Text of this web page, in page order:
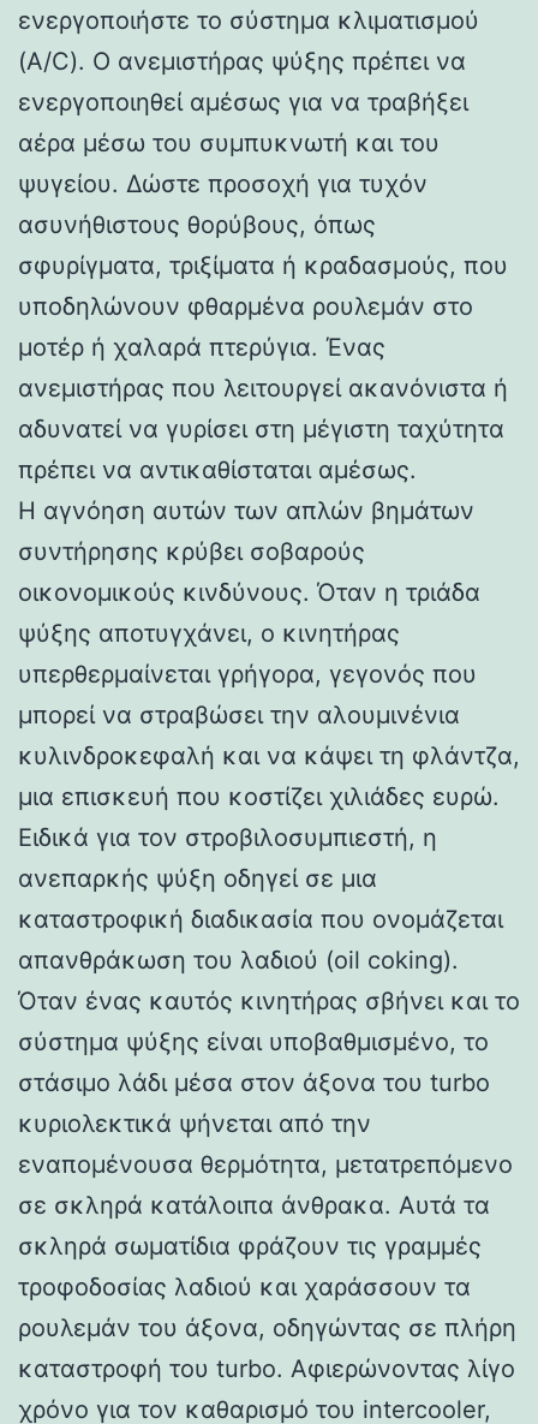
ενεργοποιήστε το σύστημα κλιματισμού
(A/C). Ο ανεμιστήρας ψύξης πρέπει να
ενεργοποιηθεί αμέσως για να τραβήξει
αέρα μέσω του συμπυκνωτή και του
ψυγείου. Δώστε προσοχή για τυχόν
ασυνήθιστους θορύβους, όπως
σφυρίγματα, τριξίματα ή κραδασμούς, που
υποδηλώνουν φθαρμένα ρουλεμάν στο
μοτέρ ή χαλαρά πτερύγια. Ένας
ανεμιστήρας που λειτουργεί ακανόνιστα ή
αδυνατεί να γυρίσει στη μέγιστη ταχύτητα
πρέπει να αντικαθίσταται αμέσως.
Η αγνόηση αυτών των απλών βημάτων
συντήρησης κρύβει σοβαρούς
οικονομικούς κινδύνους. Όταν η τριάδα
ψύξης αποτυγχάνει, ο κινητήρας
υπερθερμαίνεται γρήγορα, γεγονός που
μπορεί να στραβώσει την αλουμινένια
κυλινδροκεφαλή και να κάψει τη φλάντζα,
μια επισκευή που κοστίζει χιλιάδες ευρώ.
Ειδικά για τον στροβιλοσυμπιεστή, η
ανεπαρκής ψύξη οδηγεί σε μια
καταστροφική διαδικασία που ονομάζεται
απανθράκωση του λαδιού (oil coking).
Όταν ένας καυτός κινητήρας σβήνει και το
σύστημα ψύξης είναι υποβαθμισμένο, το
στάσιμο λάδι μέσα στον άξονα του turbo
κυριολεκτικά ψήνεται από την
εναπομένουσα θερμότητα, μετατρεπόμενο
σε σκληρά κατάλοιπα άνθρακα. Αυτά τα
σκληρά σωματίδια φράζουν τις γραμμές
τροφοδοσίας λαδιού και χαράσσουν τα
ρουλεμάν του άξονα, οδηγώντας σε πλήρη
καταστροφή του turbo. Αφιερώνοντας λίγο
χρόνο για τον καθαρισμό του intercooler,